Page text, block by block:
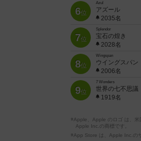
6位
Azul
アズール
2035名
7位
Splendor
宝石の煌き
2028名
8位
Wingspan
ウイングスパン
2006名
9位
7 Wonders
世界の七不思議
1919名
※Apple、Apple のロゴ は、米
Apple Inc.の商標です。
※App Store は、Apple Inc.の